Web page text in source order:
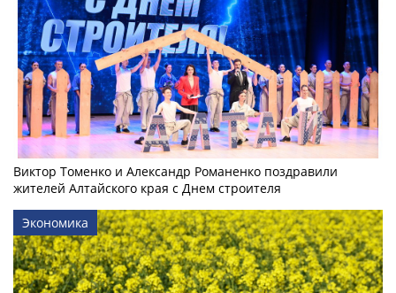
Виктор Томенко и Александр Романенко поздравили
жителей Алтайского края с Днем строителя
Экономика